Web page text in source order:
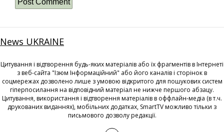
News UKRAINE
Цитування і відтворення будь-яких матеріалів або їх фрагментів в Інтернеті
з веб-сайта "Ізюм Інформаційний" або його каналів і сторінок в
соцмережах дозволено лише з умовою відкритого для пошукових систем
гіперпосилання на відповідний матеріал не нижче першого абзацу.
Цитування, використання і відтворення матеріалів в оффлайн-медіа (в т.ч.
друкованих виданнях), мобільних додатках, SmartTV можливо тільки з
письмового дозволу редакції.